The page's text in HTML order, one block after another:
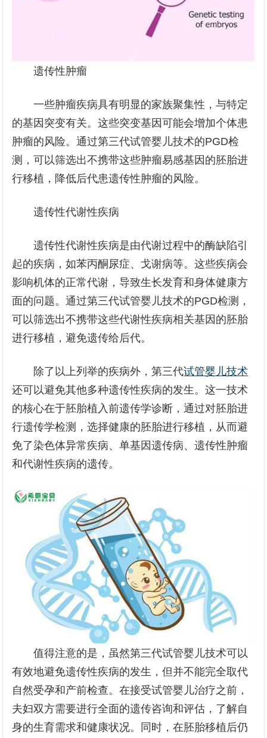
遗传性肿瘤
一些肿瘤疾病具有明显的家族聚集性，与特定
的基因突变有关。这些突变基因可能会增加个体患
肿瘤的风险。通过第三代试管婴儿技术的PGD检
测，可以筛选出不携带这些肿瘤易感基因的胚胎进
行移植，降低后代患遗传性肿瘤的风险。
遗传性代谢性疾病
遗传性代谢性疾病是由代谢过程中的酶缺陷引
起的疾病，如苯丙酮尿症、戈谢病等。这些疾病会
影响机体的正常代谢，导致生长发育和身体健康方
面的问题。通过第三代试管婴儿技术的PGD检测，
可以筛选出不携带这些代谢性疾病相关基因的胚胎
进行移植，避免遗传给后代。
除了以上列举的疾病外，第三代试管婴儿技术
还可以避免其他多种遗传性疾病的发生。这一技术
的核心在于胚胎植入前遗传学诊断，通过对胚胎进
行遗传学检测，选择健康的胚胎进行移植，从而避
免了染色体异常疾病、单基因遗传病、遗传性肿瘤
和代谢性疾病的遗传。
值得注意的是，虽然第三代试管婴儿技术可以
有效地避免遗传性疾病的发生，但并不能完全取代
自然受孕和产前检查。在接受试管婴儿治疗之前，
夫妇双方需要进行全面的遗传咨询和评估，了解自
身的生育需求和健康状况。同时，在胚胎移植后仍